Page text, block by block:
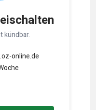
kündbar.
online.de